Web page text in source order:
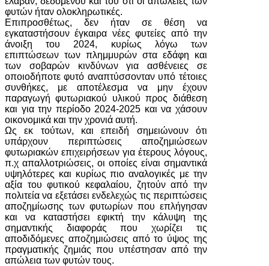
φυτών ήταν ολοκληρωτικές.
Επιπροσθέτως, δεν ήταν σε θέση να
εγκαταστήσουν έγκαιρα νέες φυτείες από την
άνοιξη του 2024, κυρίως λόγω των
επιπτώσεων των πλημμυρών στα εδάφη και
των σοβαρών κινδύνων για ασθένειες σε
οποιοδήποτε φυτό αναπτύσσονταν υπό τέτοιες
συνθήκες, με αποτέλεσμα να μην έχουν
παραγωγή φυτωριακού υλικού προς διάθεση
και για την περίοδο 2024-2025 και να χάσουν
οικονομικά και την χρονιά αυτή.
Ως εκ τούτων, και επειδή σημειώνουν ότι
υπάρχουν περιπτώσεις αποζημιώσεων
φυτωριακών επιχειρήσεων για έτερους λόγους,
π.χ απαλλοτριώσεις, οι οποίες είναι σημαντικά
υψηλότερες και κυρίως πιο αναλογικές με την
αξία του φυτικού κεφαλαίου, ζητούν από την
πολιτεία να εξετάσει ενδελεχώς τις περιπτώσεις
αποζημίωσης των φυτωρίων που επλήγησαν
και να καταστήσει εφικτή την κάλυψη της
σημαντικής διαφοράς που χωρίζει τις
αποδιδόμενες αποζημιώσεις από το ύψος της
πραγματικής ζημιάς που υπέστησαν από την
απώλεια των φυτών τους.